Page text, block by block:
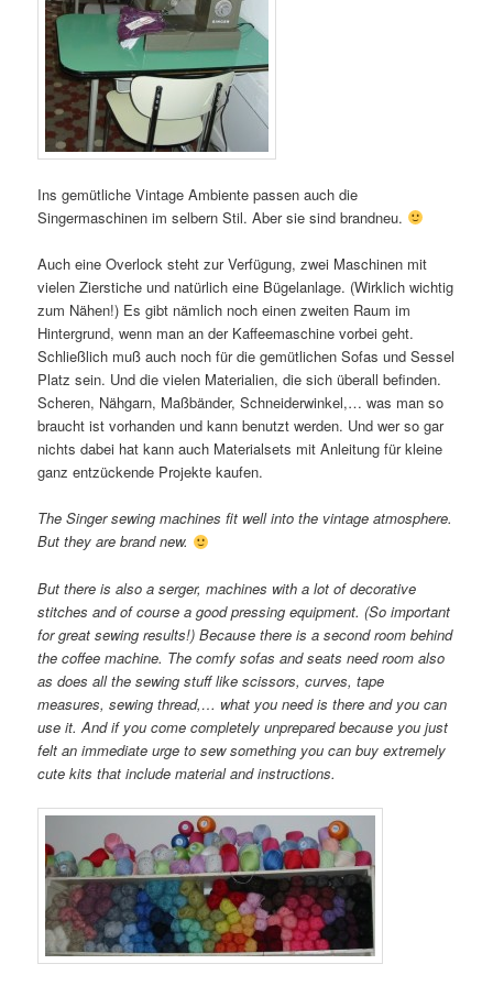
Ins gemütliche Vintage Ambiente passen auch die
Singermaschinen im selbern Stil. Aber sie sind brandneu.
Auch eine Overlock steht zur Verfügung, zwei Maschinen mit
vielen Zierstiche und natürlich eine Bügelanlage. (Wirklich wichtig
zum Nähen!) Es gibt nämlich noch einen zweiten Raum im
Hintergrund, wenn man an der Kaffeemaschine vorbei geht.
Schließlich muß auch noch für die gemütlichen Sofas und Sessel
Platz sein. Und die vielen Materialien, die sich überall befinden.
Scheren, Nähgarn, Maßbänder, Schneiderwinkel,… was man so
braucht ist vorhanden und kann benutzt werden. Und wer so gar
nichts dabei hat kann auch Materialsets mit Anleitung für kleine
ganz entzückende Projekte kaufen.
The Singer sewing machines fit well into the vintage atmosphere.
But they are brand new.
But there is also a serger, machines with a lot of decorative
stitches and of course a good pressing equipment. (So important
for great sewing results!) Because there is a second room behind
the coffee machine. The comfy sofas and seats need room also
as does all the sewing stuff like scissors, curves, tape
measures, sewing thread,… what you need is there and you can
use it. And if you come completely unprepared because you just
felt an immediate urge to sew something you can buy extremely
cute kits that include material and instructions.